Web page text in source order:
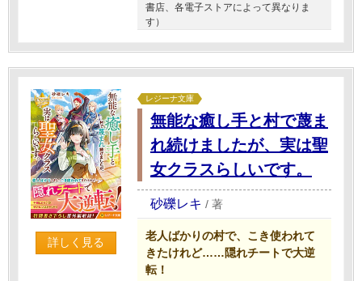
書店、各電子ストアによって異なりま
す）
詳しく見る
レジーナ文庫
無能な癒し手と村で蔑ま
れ続けましたが、実は聖
女クラスらしいです。
砂礫レキ / 著
老人ばかりの村で、こき使われて
きたけれど……隠れチートで大逆
転！